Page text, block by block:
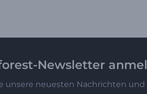
Newsletter
unsere neuesten Nachrichten